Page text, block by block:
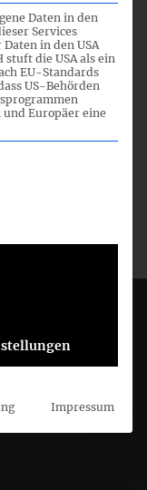
wir über
(wir
Committee e.V.
Daten in den
Services
in den USA
stuft die USA als ein
EU-Standards
US-Behörden
Europäer eine
für die eine
Impressum